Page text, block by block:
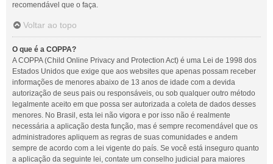
recomendável que o faça.
Voltar ao topo
O que é a COPPA?
A COPPA (Child Online Privacy and Protection Act) é uma Lei de 1998 dos
Estados Unidos que exige que aos websites que apenas possam receber
informações de menores abaixo de 13 anos de idade com a devida
autorização de seus pais ou responsáveis, ou sob qualquer outro método
legalmente aceito em que possa ser autorizada a coleta de dados desses
menores. No Brasil, esta lei não vigora e por isso não é realmente
necessária a aplicação desta função, mas é sempre recomendável que os
administradores apliquem as regras de suas comunidades e andem
sempre de acordo com a lei vigente do país. Se você está inseguro quanto
a aplicação da seguinte lei, contate um conselho judicial para maiores